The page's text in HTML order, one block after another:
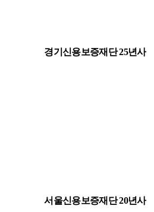
경기신용보증재단 25년사
서울신용보증재단 20년사